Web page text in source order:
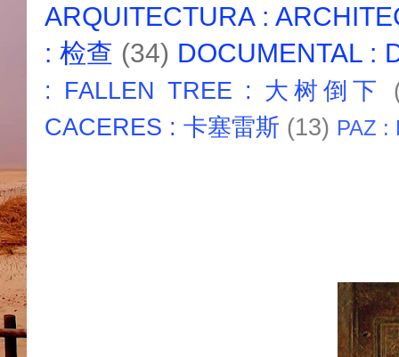
ARQUITECTURA :
: 检查 (34) DOCUMENTAL :
: FALLEN TREE : 大树倒下
CACERES : 卡塞雷斯 (13) PAZ :